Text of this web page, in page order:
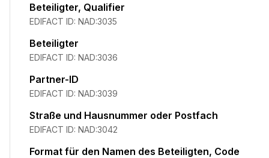
Beteiligter, Qualifier
EDIFACT ID: NAD:3035
Beteiligter
EDIFACT ID: NAD:3036
Partner-ID
EDIFACT ID: NAD:3039
Straße und Hausnummer oder Postfach
EDIFACT ID: NAD:3042
Format für den Namen des Beteiligten, Code